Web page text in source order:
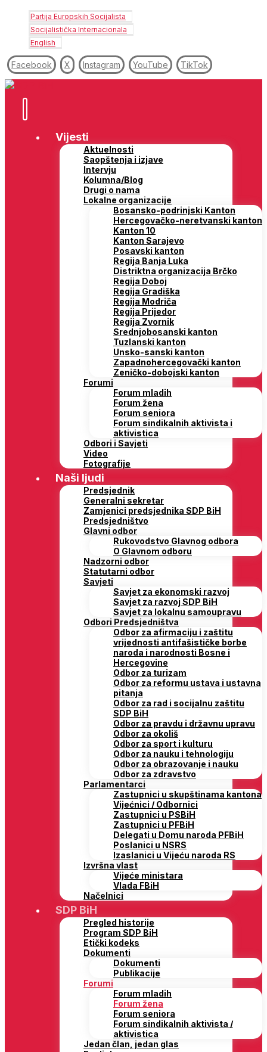
Partija Europskih Socijalista
Socijalistička Internacionala
English
Facebook X Instagram YouTube TikTok
Vijesti
Aktuelnosti
Saopštenja i izjave
Intervju
Kolumna/Blog
Drugi o nama
Lokalne organizacije
Bosansko-podrinjski Kanton
Hercegovačko-neretvanski kanton
Kanton 10
Kanton Sarajevo
Posavski kanton
Regija Banja Luka
Distriktna organizacija Brčko
Regija Doboj
Regija Gradiška
Regija Modriča
Regija Prijedor
Regija Zvornik
Srednjobosanski kanton
Tuzlanski kanton
Unsko-sanski kanton
Zapadnohercegovački kanton
Zeničko-dobojski kanton
Forumi
Forum mladih
Forum žena
Forum seniora
Forum sindikalnih aktivista i
aktivistica
Odbori i Savjeti
Video
Fotografije
Naši ljudi
Predsjednik
Generalni sekretar
Zamjenici predsjednika SDP BiH
Predsjedništvo
Glavni odbor
Rukovodstvo Glavnog odbora
O Glavnom odboru
Nadzorni odbor
Statutarni odbor
Savjeti
Savjet za ekonomski razvoj
Savjet za razvoj SDP BiH
Savjet za lokalnu samoupravu
Odbori Predsjedništva
Odbor za afirmaciju i zaštitu
vrijednosti antifašističke borbe
naroda i narodnosti Bosne i
Hercegovine
Odbor za turizam
Odbor za reformu ustava i ustavna
pitanja
Odbor za rad i socijalnu zaštitu
SDP BiH
Odbor za pravdu i državnu upravu
Odbor za okoliš
Odbor za sport i kulturu
Odbor za nauku i tehnologiju
Odbor za obrazovanje i nauku
Odbor za zdravstvo
Parlamentarci
Zastupnici u skupštinama kantona
Vijećnici / Odbornici
Zastupnici u PSBiH
Zastupnici u PFBiH
Delegati u Domu naroda PFBiH
Poslanici u NSRS
Izaslanici u Vijeću naroda RS
Izvršna vlast
Vijeće ministara
Vlada FBiH
Načelnici
SDP BiH
Pregled historije
Program SDP BiH
Etički kodeks
Dokumenti
Dokumenti
Publikacije
Forumi
Forum mladih
Forum žena
Forum seniora
Forum sindikalnih aktivista /
aktivistica
Jedan član, jedan glas